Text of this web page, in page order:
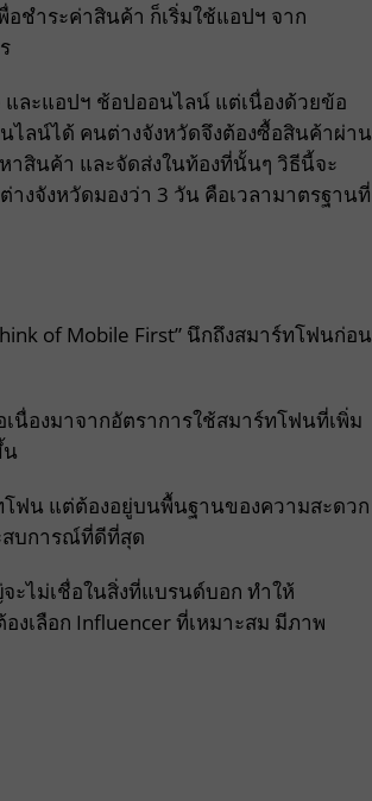
ชำระค่าสินค้า ก็เริ่มใช้แอปฯ จาก
ละแอปฯ ช้อปออนไลน์ แต่เนื่องด้วยข้อ
ไลน์ได้ คนต่างจังหวัดจึงต้องซื้อสินค้าผ่าน
าสินค้า และจัดส่งในท้องที่นั้นๆ วิธีนี้จะ
งจังหวัดมองว่า 3 วัน คือเวลามาตรฐานที่
of Mobile First” นึกถึงสมาร์ทโฟนก่อน
เนื่องมาจากอัตราการใช้สมาร์ทโฟนที่เพิ่ม
น
โฟน แต่ต้องอยู่บนพื้นฐานของความสะดวก
สบการณ์ที่ดีที่สุด
ะไม่เชื่อในสิ่งที่แบรนด์บอก ทำให้
เลือก Influencer ที่เหมาะสม มีภาพ